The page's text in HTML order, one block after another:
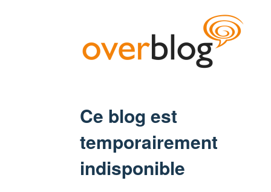
Ce blog est
temporairement
indisponible